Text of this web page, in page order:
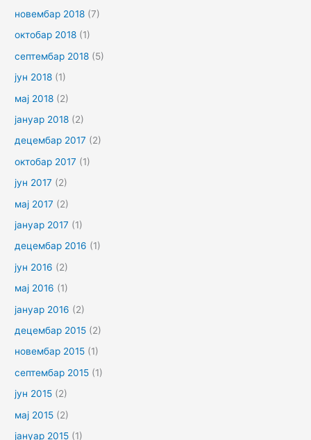
новембар 2018 (7)
октобар 2018 (1)
септембар 2018 (5)
јун 2018 (1)
мај 2018 (2)
јануар 2018 (2)
децембар 2017 (2)
октобар 2017 (1)
јун 2017 (2)
мај 2017 (2)
јануар 2017 (1)
децембар 2016 (1)
јун 2016 (2)
мај 2016 (1)
јануар 2016 (2)
децембар 2015 (2)
новембар 2015 (1)
септембар 2015 (1)
јун 2015 (2)
мај 2015 (2)
јануар 2015 (1)